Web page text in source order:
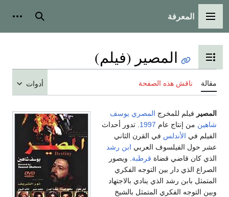
القائمة الرئيسية
المعرفة بحث
تبديل عرض جدول المحتويات
المصير (فيلم)
مقالة ناقش هذه الصفحة أدوات
المصير فيلم للمخرج المصري يوسف
شاهين من إنتاج عام 1997 . تدور أحداث
الفيلم في الأندلس في القرن الثاني
عشر حول الفيلسوف العربي ابن رشد
الذي كان قاضي قضاة قرطبة . ويصور
الصراع الذي دار بين التوجه الفكري
المتمثل بابن رشد الذي ينادي بالاجتهاد
وبين التوجه الفكري المتمثل بالشيخ